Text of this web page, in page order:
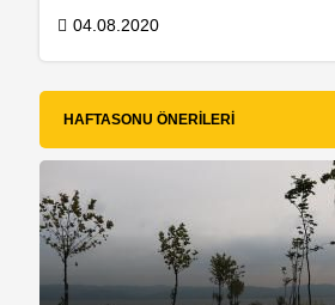
04.08.2020
HAFTASONU ÖNERILERI